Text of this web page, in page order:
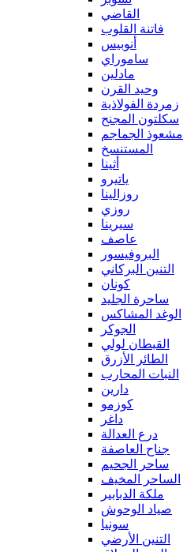
القاضي
فاتنة القلوب
أنوبيس
ساموراي
مادلين
وحيد القرن
زمردة الفولاذية
سكلتون المجنح
مشعوذ الجماجم
المستنسخ
أثينا
ياتيرو
روزالينا
روزي
سيرينا
عاصف
البروفيسور
التنين البركاني
كونان
ساحرة الجليد
الوغد المشاكس
الجوكر
القبطان لولي
الطائر الأزرق
النبات المحارب
دارين
كوزمو
داغر
درع العدالة
جناح العاصفة
ساحر الجحيم
الساحر المخيف
ملكة الدبابير
صياد الوحوش
سونيا
التنين الأرضي